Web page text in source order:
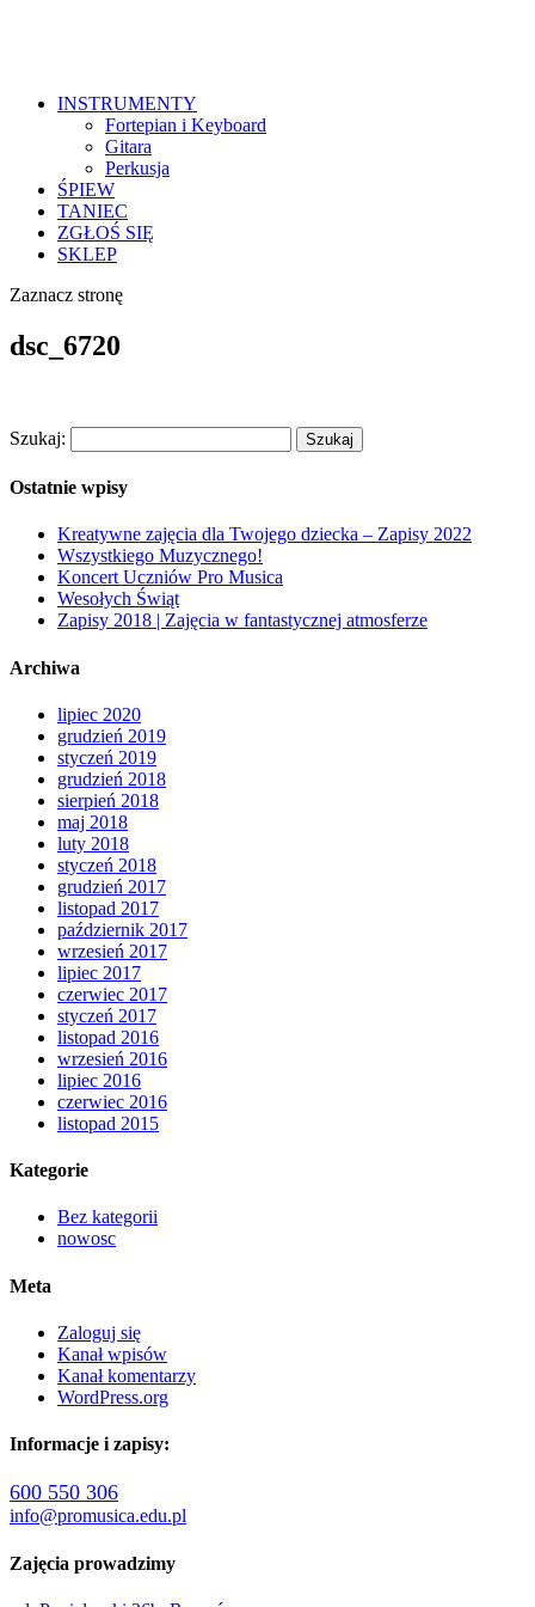
INSTRUMENTY
Fortepian i Keyboard
Gitara
Perkusja
ŚPIEW
TANIEC
ZGŁOŚ SIĘ
SKLEP
Zaznacz stronę
dsc_6720
Szukaj:
Ostatnie wpisy
Kreatywne zajęcia dla Twojego dziecka – Zapisy 2022
Wszystkiego Muzycznego!
Koncert Uczniów Pro Musica
Wesołych Świąt
Zapisy 2018 | Zajęcia w fantastycznej atmosferze
Archiwa
lipiec 2020
grudzień 2019
styczeń 2019
grudzień 2018
sierpień 2018
maj 2018
luty 2018
styczeń 2018
grudzień 2017
listopad 2017
październik 2017
wrzesień 2017
lipiec 2017
czerwiec 2017
styczeń 2017
listopad 2016
wrzesień 2016
lipiec 2016
czerwiec 2016
listopad 2015
Kategorie
Bez kategorii
nowosc
Meta
Zaloguj się
Kanał wpisów
Kanał komentarzy
WordPress.org
Informacje i zapisy:
600 550 306
info@promusica.edu.pl
Zajęcia prowadzimy